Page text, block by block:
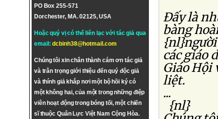
PO Box 255-571
Dorchester, MA. 02125, USA
Hoặc quý vị có thể liên lạc với tác giả qua
email:dcbinh38@hotmail.com
Chúng tôi xin chân thành cám ơn tác giả
và trân trọng giới thiệu đến quý độc giả
và thính giả khắp nơi một bộ hồi ký có
một không hai, của một trong những điệp
viên hoạt động trong bóng tối, một chiến
sĩ thuộc Quân Lực Việt Nam Cộng Hòa.
Ðấy là
bàng
các giáo
Giáo Hội
liệt.
...
{nl}